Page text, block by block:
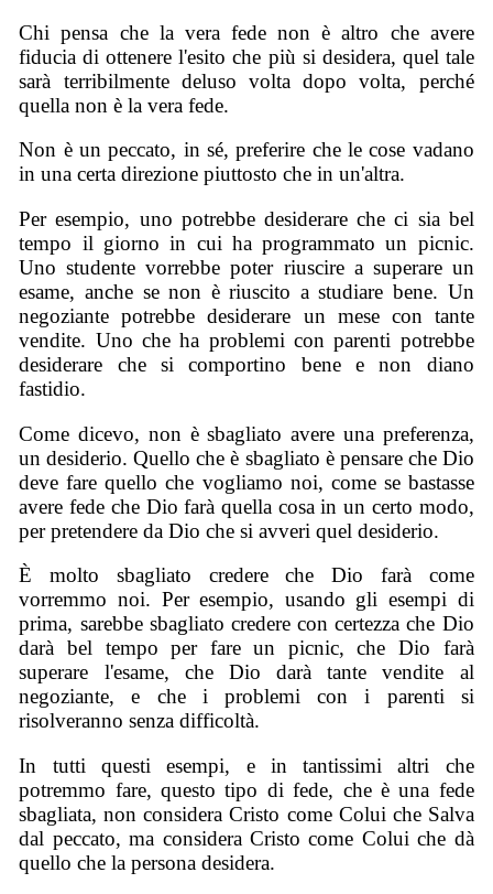
Chi pensa che la vera fede non è altro che avere
fiducia di ottenere l'esito che più si desidera, quel tale
sarà terribilmente deluso volta dopo volta, perché
quella non è la vera fede.
Non è un peccato, in sé, preferire che le cose vadano
in una certa direzione piuttosto che in un'altra.
Per esempio, uno potrebbe desiderare che ci sia bel
tempo il giorno in cui ha programmato un picnic.
Uno studente vorrebbe poter riuscire a superare un
esame, anche se non è riuscito a studiare bene. Un
negoziante potrebbe desiderare un mese con tante
vendite. Uno che ha problemi con parenti potrebbe
desiderare che si comportino bene e non diano
fastidio.
Come dicevo, non è sbagliato avere una preferenza,
un desiderio. Quello che è sbagliato è pensare che Dio
deve fare quello che vogliamo noi, come se bastasse
avere fede che Dio farà quella cosa in un certo modo,
per pretendere da Dio che si avveri quel desiderio.
È molto sbagliato credere che Dio farà come
vorremmo noi. Per esempio, usando gli esempi di
prima, sarebbe sbagliato credere con certezza che Dio
darà bel tempo per fare un picnic, che Dio farà
superare l'esame, che Dio darà tante vendite al
negoziante, e che i problemi con i parenti si
risolveranno senza difficoltà.
In tutti questi esempi, e in tantissimi altri che
potremmo fare, questo tipo di fede, che è una fede
sbagliata, non considera Cristo come Colui che Salva
dal peccato, ma considera Cristo come Colui che dà
quello che la persona desidera.